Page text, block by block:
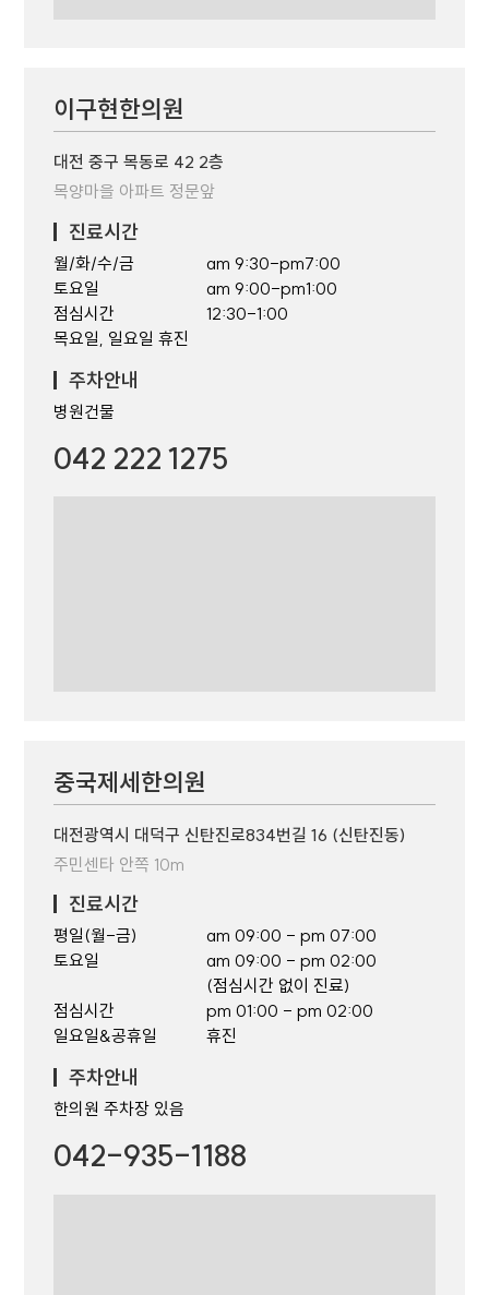
이구현한의원
대전 중구 목동로 42 2층
목양마을 아파트 정문앞
진료시간
월/화/수/금
토요일
점심시간
목요일, 일요일 휴진
am 9:30-pm7:00
am 9:00-pm1:00
12:30-1:00
주차안내
병원건물
042 222 1275
중국제세한의원
대전광역시 대덕구 신탄진로834번길 16 (신탄진동)
주민센타 안쪽 10m
진료시간
평일(월-금)
토요일
점심시간
일요일&공휴일
am 09:00 - pm 07:00
am 09:00 - pm 02:00
(점심시간 없이 진료)
pm 01:00 - pm 02:00
휴진
주차안내
한의원 주차장 있음
042-935-1188